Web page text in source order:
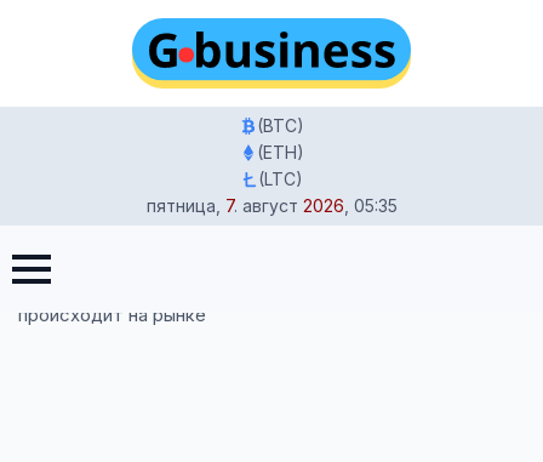
(BTC)
(ETH)
(LTC)
пятница 7. август 2026 05:35
Главная
почему тысячи всё ещё не могут найти квартиру и что
происходит на рынке